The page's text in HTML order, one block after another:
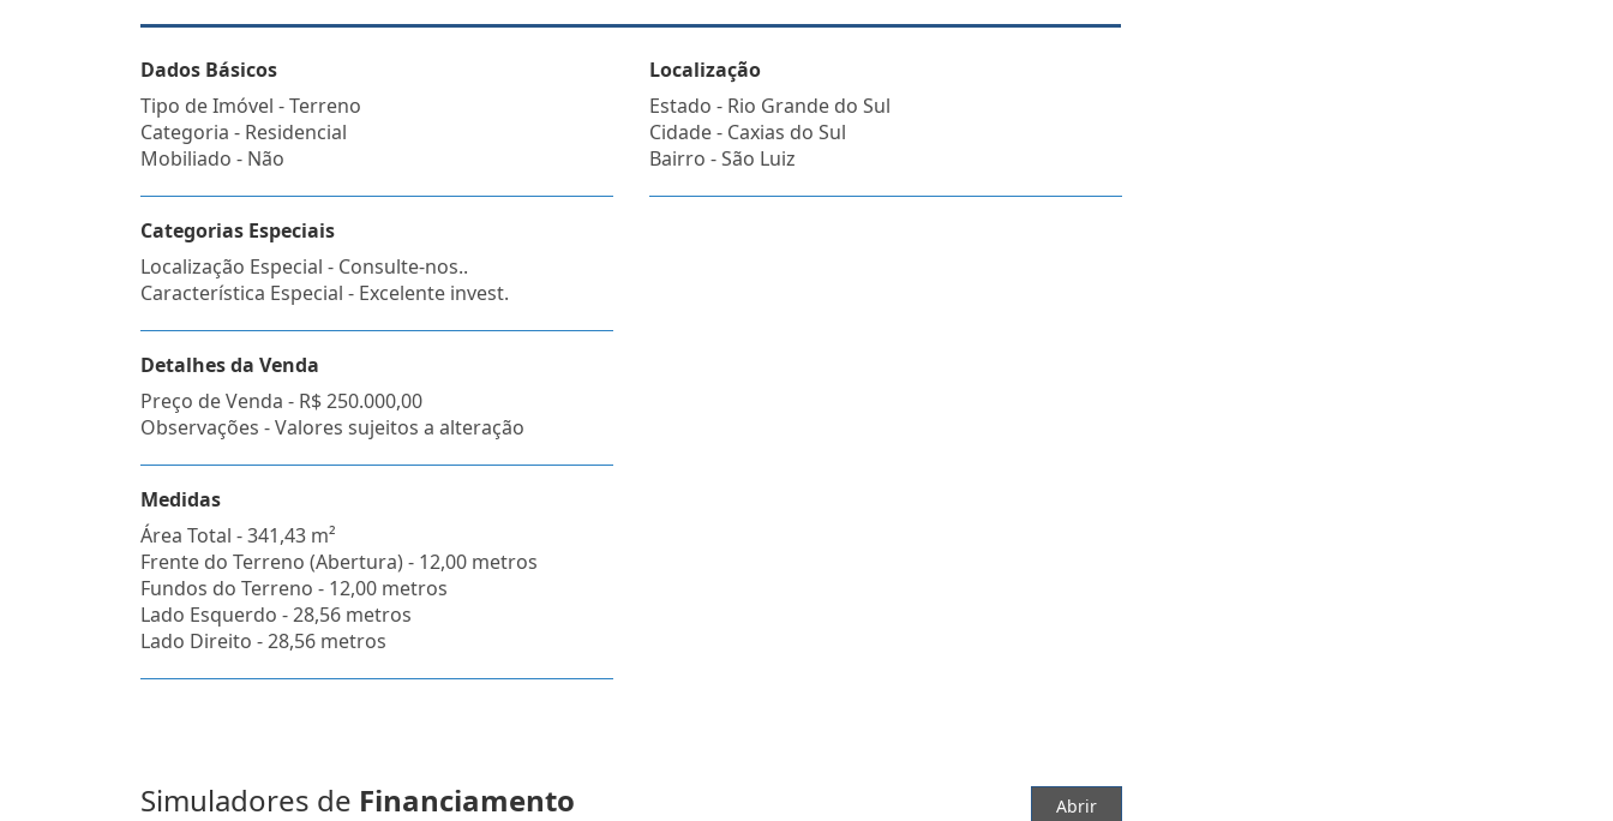
Dados Básicos
Tipo de Imóvel - Terreno
Categoria - Residencial
Mobiliado - Não
Categorias Especiais
Localização Especial - Consulte-nos..
Característica Especial - Excelente invest.
Detalhes da Venda
Preço de Venda - R$ 250.000,00
Observações - Valores sujeitos a alteração
Medidas
Área Total - 341,43 m²
Frente do Terreno (Abertura) - 12,00 metros
Fundos do Terreno - 12,00 metros
Lado Esquerdo - 28,56 metros
Lado Direito - 28,56 metros
Localização
Estado - Rio Grande do Sul
Cidade - Caxias do Sul
Bairro -São Luiz
Simuladores de Financiamento Abrir